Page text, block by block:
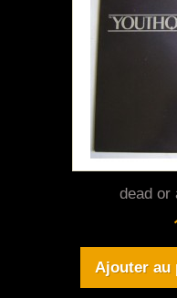
dead or
Ajouter au